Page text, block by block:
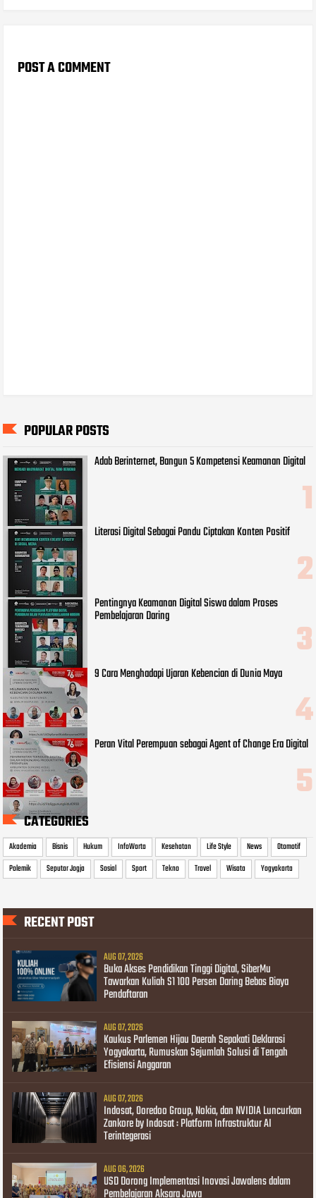
POST A COMMENT
POPULAR POSTS
Adab Berinternet, Bangun 5 Kompetensi Keamanan Digital
Literasi Digital Sebagai Pandu Ciptakan Konten Positif
Pentingnya Keamanan Digital Siswa dalam Proses
Pembelajaran Daring
9 Cara Menghadapi Ujaran Kebencian di Dunia Maya
Peran Vital Perempuan sebagai Agent of Change Era Digital
CATEGORIES
Akademia Bisnis Hukum InfoWarta Kesehatan Life Style News
Otomotif
Polemik
Seputar Jogja Sosial Sport Tekno Travel Wisata Yogyakarta
RECENT POST
AUG 07, 2026
Buka Akses Pendidikan Tinggi Digital, SiberMu
Tawarkan Kuliah S1 100 Persen Daring Bebas Biaya
Pendaftaran
AUG 07, 2026
Kaukus Parlemen Hijau Daerah Sepakati Deklarasi
Yogyakarta, Rumuskan Sejumlah Solusi di Tengah
Efisiensi Anggaran
AUG 07, 2026
Indosat, Ooredoo Group, Nokia, dan NVIDIA Luncurkan
Zankore by Indosat : Platform Infrastruktur AI
Terintegerasi
AUG 06, 2026
USD Dorong Implementasi Inovasi Jawalens dalam
Pembelajaran Aksara Jawa